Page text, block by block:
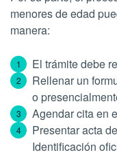
menores de edad
manera:
El trámite debe
Rellenar un
o
Agendar cita en
Presentar acta
Identificación